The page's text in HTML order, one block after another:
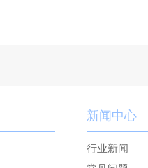
新闻中心
行业新闻